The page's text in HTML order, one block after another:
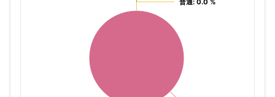
普通: 0.0 %
普通: 0.0 %